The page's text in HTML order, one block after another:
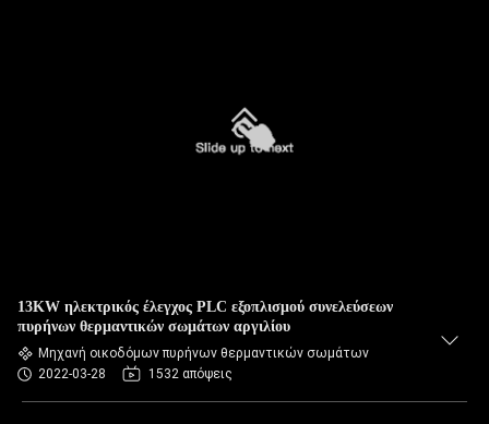
13KW ηλεκτρικός έλεγχος PLC εξοπλισμού συνελεύσεων
πυρήνων θερμαντικών σωμάτων αργιλίου
Μηχανή οικοδόμων πυρήνων θερμαντικών σωμάτων
2022-03-28
1532 απόψεις